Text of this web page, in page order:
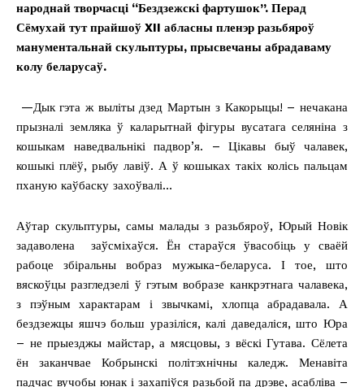
народнай творчасці “Бездзежскі фартушок”. Перад
Сёмухай тут прайшоў XII абласны пленэр разьбяроў
манументальнай скульптуры, прысвечаны абрадаваму
колу беларусаў.
—Дык гэта ж выліты дзед Мартын з Какорыцы! – нечакана
прызналі земляка ў каларытнай фігуры вусатага селяніна з
кошыкам наведвальнікі падвор’я. – Цікавы быў чалавек,
кошыкі плёў, рыбу лавіў. А ў кошыках такіх колісь пальцам
пханую каўбаску захоўвалі…
Аўтар скульптуры, самы малады з разьбяроў, Юрый Новік
задаволена заўсміхаўся. Ён стараўся ўвасобіць у сваёй
рабоце збіральны вобраз мужыка-беларуса. І тое, што
вяскоўцы разгледзелі ў гэтым вобразе канкрэтнага чалавека,
з пэўным характарам і звычкамі, хлопца абрадавала. А
бездзежцы яшчэ больш уразіліся, калі даведаліся, што Юра
– не прыезджы майстар, а мясцовы, з вёскі Гутава. Сёлета
ён заканчвае Кобрынскі політэхнічны каледж. Менавіта
падчас вучобы юнак і захапіўся разьбой па дрэве, асабліва –